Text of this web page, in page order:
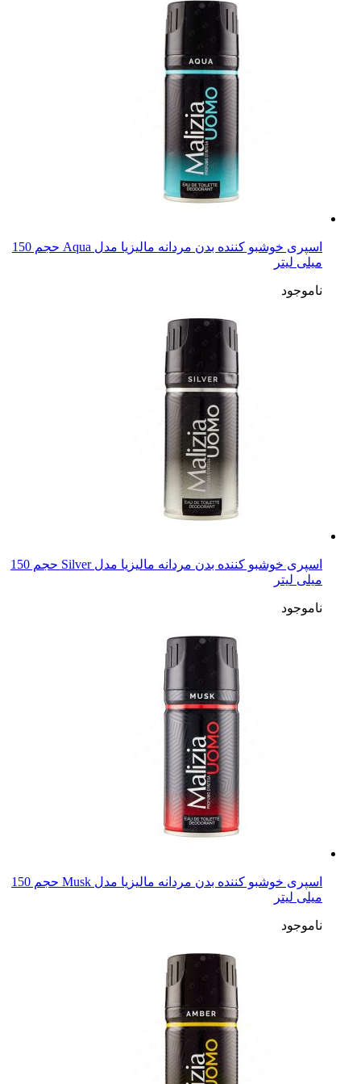
اسپری خوشبو کننده بدن مردانه مالیزیا مدل Aqua حجم 150
میلی لیتر
ناموجود
اسپری خوشبو کننده بدن مردانه مالیزیا مدل Silver حجم 150
میلی لیتر
ناموجود
اسپری خوشبو کننده بدن مردانه مالیزیا مدل Musk حجم 150
میلی لیتر
ناموجود